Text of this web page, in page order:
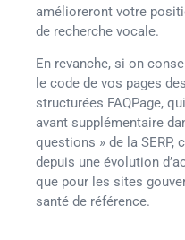
amélioreront votre
de recherche vocale.
En revanche, si on
le code de vos pages
structurées FAQPage,
avant supplémentaire
questions » de la SERP,
depuis une évolution
que pour les sites
santé de référence.